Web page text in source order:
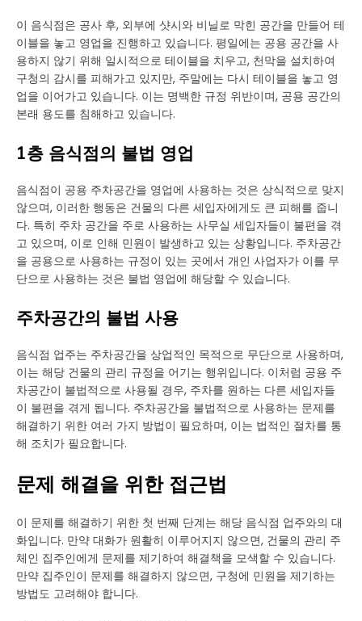
이 음식점은 공사 후, 외부에 샷시와 비닐로 막힌 공간을 만들어 테
이블을 놓고 영업을 진행하고 있습니다. 평일에는 공용 공간을 사
용하지 않기 위해 일시적으로 테이블을 치우고, 천막을 설치하여
구청의 감시를 피해가고 있지만, 주말에는 다시 테이블을 놓고 영
업을 이어가고 있습니다. 이는 명백한 규정 위반이며, 공용 공간의
본래 용도를 침해하고 있습니다.
1층 음식점의 불법 영업
음식점이 공용 주차공간을 영업에 사용하는 것은 상식적으로 맞지
않으며, 이러한 행동은 건물의 다른 세입자에게도 큰 피해를 줍니
다. 특히 주차 공간을 주로 사용하는 사무실 세입자들이 불편을 겪
고 있으며, 이로 인해 민원이 발생하고 있는 상황입니다. 주차공간
을 공용으로 사용하는 규정이 있는 곳에서 개인 사업자가 이를 무
단으로 사용하는 것은 불법 영업에 해당할 수 있습니다.
주차공간의 불법 사용
음식점 업주는 주차공간을 상업적인 목적으로 무단으로 사용하며,
이는 해당 건물의 관리 규정을 어기는 행위입니다. 이처럼 공용 주
차공간이 불법적으로 사용될 경우, 주차를 원하는 다른 세입자들
이 불편을 겪게 됩니다. 주차공간을 불법적으로 사용하는 문제를
해결하기 위한 여러 가지 방법이 필요하며, 이는 법적인 절차를 통
해 조치가 필요합니다.
문제 해결을 위한 접근법
이 문제를 해결하기 위한 첫 번째 단계는 해당 음식점 업주와의 대
화입니다. 만약 대화가 원활히 이루어지지 않으면, 건물의 관리 주
체인 집주인에게 문제를 제기하여 해결책을 모색할 수 있습니다.
만약 집주인이 문제를 해결하지 않으면, 구청에 민원을 제기하는
방법도 고려해야 합니다.